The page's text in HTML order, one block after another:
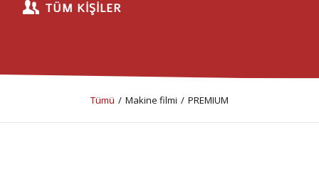
TÜM KIŞILER
Tümü / Makine filmi / PREMIUM